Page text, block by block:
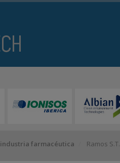
industria farmacéutica Ramos